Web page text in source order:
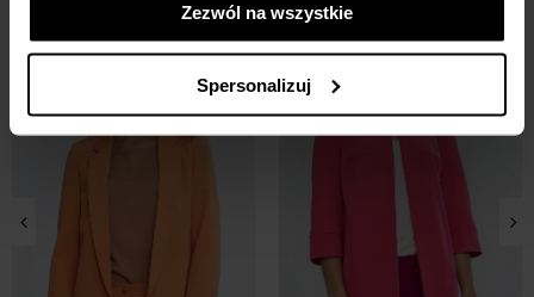
Zezwól na wszystkie
Spersonalizuj